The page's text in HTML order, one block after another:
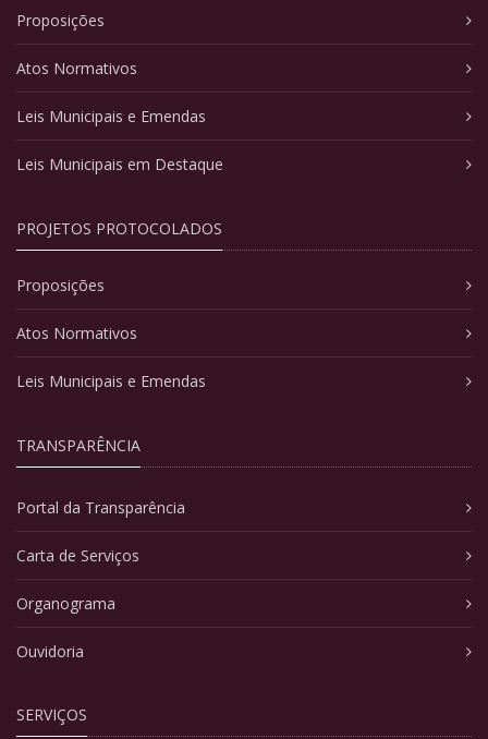
Proposições
Atos Normativos
Leis Municipais e Emendas
Leis Municipais em Destaque
PROJETOS PROTOCOLADOS
Proposições
Atos Normativos
Leis Municipais e Emendas
TRANSPARÊNCIA
Portal da Transparência
Carta de Serviços
Organograma
Ouvidoria
SERVIÇOS